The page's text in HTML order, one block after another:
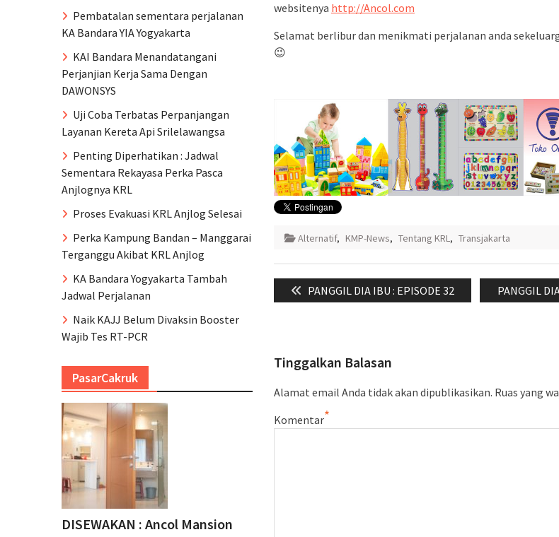
websitenya http://Ancol.com
Selamat berlibur dan menikmati perjalanan anda
😉
Alternatif, KMP-News, Tentang KRL, Transjakarta
Navigasi
pos
Previous
post:
PANGGIL DIA IBU : EPISODE 32
Next
post:
PANGGIL
Tinggalkan Balasan
Alamat email Anda tidak akan dipublikasikan. Ruas yang
Komentar*
Pembatalan sementara perjalanan
KA Bandara YIA Yogyakarta
KAI Bandara Menandatangani
Perjanjian Kerja Sama Dengan
DAWONSYS
Uji Coba Terbatas Perpanjangan
Layanan Kereta Api Srilelawangsa
Penting Diperhatikan : Jadwal
Sementara Rekayasa Perka Pasca
Anjlognya KRL
Proses Evakuasi KRL Anjlog Selesai
Perka Kampung Bandan – Manggarai
Terganggu Akibat KRL Anjlog
KA Bandara Yogyakarta Tambah
Jadwal Perjalanan
Naik KAJJ Belum Divaksin Booster
Wajib Tes RT-PCR
PasarCakruk
DISEWAKAN : Ancol Mansion